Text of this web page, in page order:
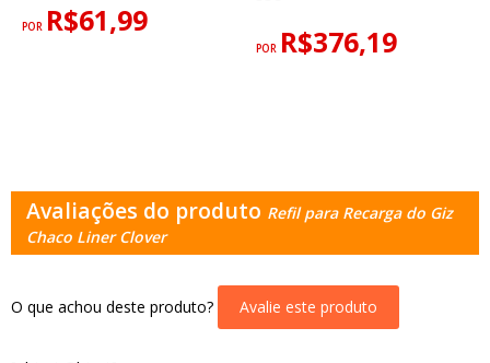
POR R$61,99
POR R$376,19
Avaliações do produto Refil para Recarga do Giz
Chaco Liner Clover
O que achou deste produto? Avalie este produto